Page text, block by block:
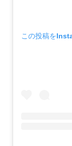
この投稿を